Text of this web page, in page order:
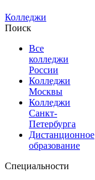
Колледжи
Поиск
Все
колледжи
России
Колледжи
Москвы
Колледжи
Санкт-
Петербурга
Дистанционное
образование
Специальности